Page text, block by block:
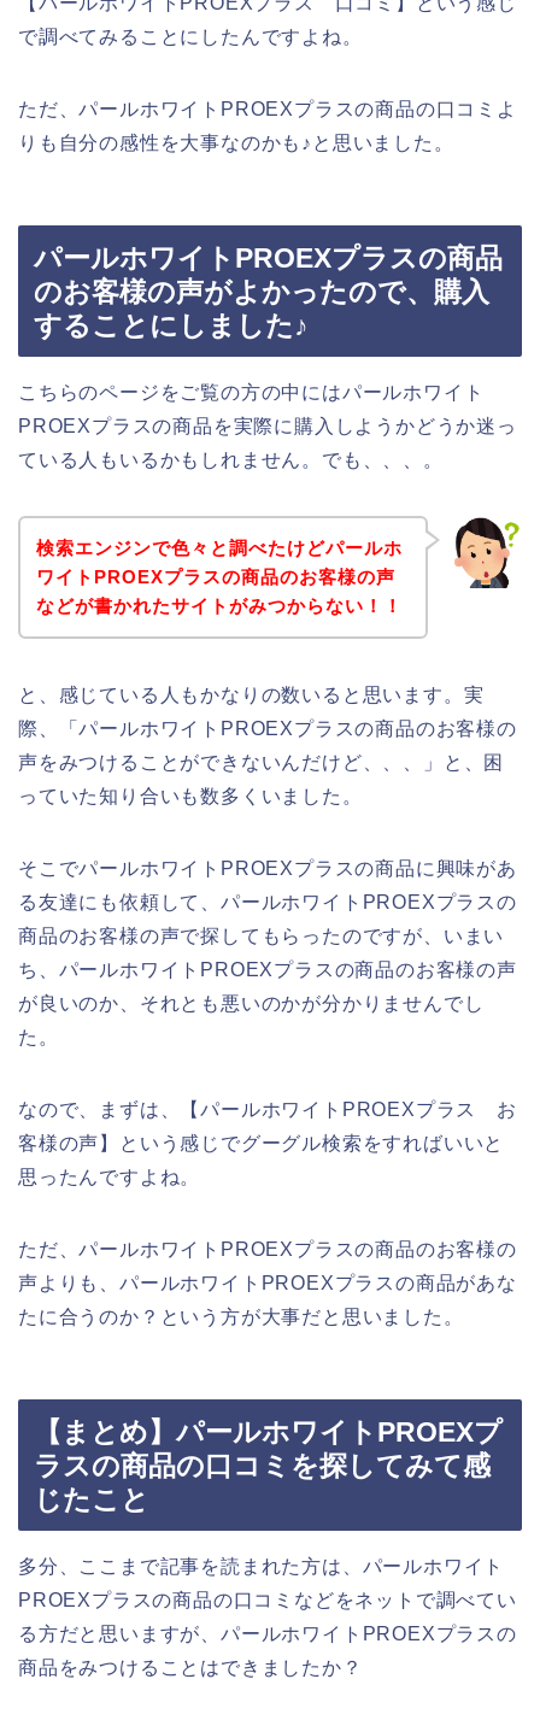
で調べてみることにしたんですよね。
ただ、パールホワイトPROEXプラスの商品の口コミよ
りも自分の感性を大事なのかも♪と思いました。
パールホワイトPROEXプラスの商品
のお客様の声がよかったので、購入
することにしました♪
こちらのページをご覧の方の中にはパールホワイト
PROEXプラスの商品を実際に購入しようかどうか迷っ
ている人もいるかもしれません。でも、、、。
検索エンジンで色々と調べたけどパールホ
ワイトPROEXプラスの商品のお客様の声
などが書かれたサイトがみつからない！！
と、感じている人もかなりの数いると思います。実
際、「パールホワイトPROEXプラスの商品のお客様の
声をみつけることができないんだけど、、、」と、困
っていた知り合いも数多くいました。
そこでパールホワイトPROEXプラスの商品に興味があ
る友達にも依頼して、パールホワイトPROEXプラスの
商品のお客様の声で探してもらったのですが、いまい
ち、パールホワイトPROEXプラスの商品のお客様の声
が良いのか、それとも悪いのかが分かりませんでし
た。
なので、まずは、【パールホワイトPROEXプラス お
客様の声】という感じでグーグル検索をすればいいと
思ったんですよね。
ただ、パールホワイトPROEXプラスの商品のお客様の
声よりも、パールホワイトPROEXプラスの商品があな
たに合うのか？という方が大事だと思いました。
【まとめ】パールホワイトPROEXプ
ラスの商品の口コミを探してみて感
じたこと
多分、ここまで記事を読まれた方は、パールホワイト
PROEXプラスの商品の口コミなどをネットで調べてい
る方だと思いますが、パールホワイトPROEXプラスの
商品をみつけることはできましたか？